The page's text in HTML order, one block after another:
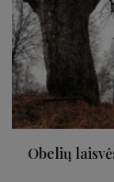
Obelių